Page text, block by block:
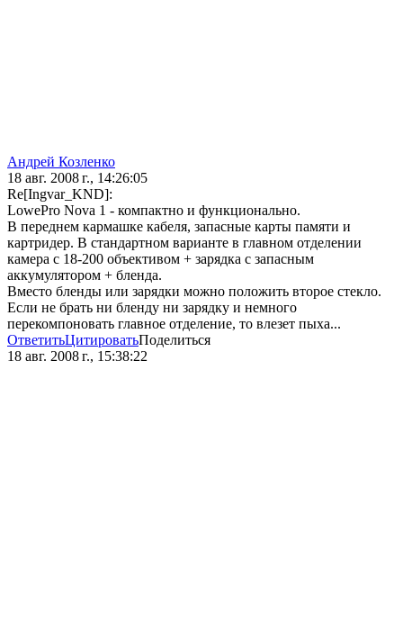
Андрей Козленко
18 авг. 2008 г., 14:26:05
Re[Ingvar_KND]:
LowePro Nova 1 - компактно и функционально.
В переднем кармашке кабеля, запасные карты памяти и
картридер. В стандартном варианте в главном отделении
камера с 18-200 объективом + зарядка с запасным
аккумулятором + бленда.
Вместо бленды или зарядки можно положить второе стекло.
Если не брать ни бленду ни зарядку и немного
перекомпоновать главное отделение, то влезет пыха...
ОтветитьЦитироватьПоделиться
18 авг. 2008 г., 15:38:22